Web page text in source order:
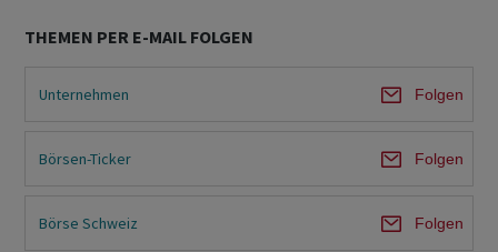
THEMEN PER E-MAIL FOLGEN
Unternehmen Folgen
Börsen-Ticker Folgen
Börse Schweiz Folgen